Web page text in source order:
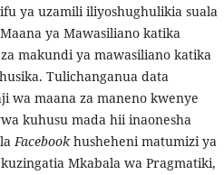
ya uzamili iliyoshughulikia suala
ya Mawasiliano katika
makundi ya mawasiliano katika
Tulichanganua data
wa maana za maneno kwenye
kuhusu mada hii inaonesha
Facebookhusheheni matumizi ya
Mkabala wa Pragmatiki,